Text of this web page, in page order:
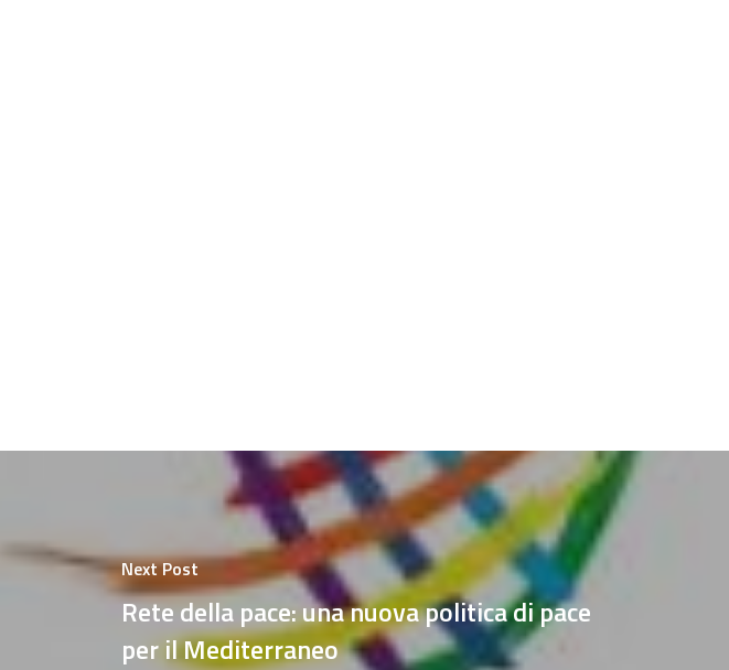
Next Post
Rete della pace: una nuova politica di pace
per il Mediterraneo